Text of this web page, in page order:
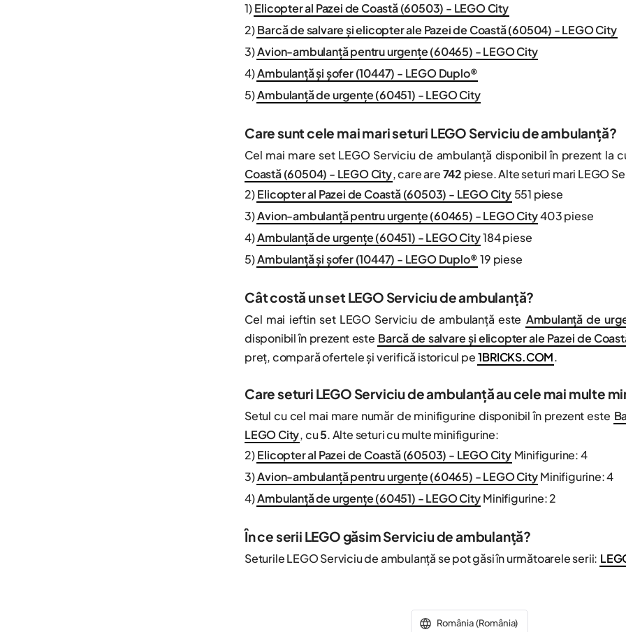
1)Elicopter al Pazei de Coastă (60503) - LEGO City
2)Barcă de salvare și elicopter ale Pazei de Coastă (60504) - LEGO City
3)Avion-ambulanță pentru urgențe (60465) - LEGO City
4)Ambulanță și șofer (10447) - LEGO Duplo®
5)Ambulanță de urgențe (60451) - LEGO City
Care sunt cele mai mari seturi LEGO Serviciu de ambulanță?
Cel mai mare set LEGO Serviciu de ambulanță disponibil în prezent la
Coastă (60504) - LEGO City, care are742 piese. Alte seturi mari LEGO
2)Elicopter al Pazei de Coastă (60503) - LEGO City 551 piese
3)Avion-ambulanță pentru urgențe (60465) - LEGO City403 piese
4)Ambulanță de urgențe (60451) - LEGO City184 piese
5)Ambulanță și șofer (10447) - LEGO Duplo®19 piese
Cât costă un set LEGO Serviciu de ambulanță?
Cel mai ieftin set LEGO Serviciu de ambulanță este Ambulanță de
disponibil în prezent este Barcă de salvare și elicopter ale Pazei de
preț, compară ofertele și verifică istoricul pe 1BRICKS.COM.
Care seturi LEGO Serviciu de ambulanță au cele mai multe
Setul cu cel mai mare număr de minifigurine disponibil în prezent este
LEGO City, cu5. Alte seturi cu multe minifigurine:
2)Elicopter al Pazei de Coastă (60503) - LEGO City Minifigurine: 4
3)Avion-ambulanță pentru urgențe (60465) - LEGO City Minifigurine: 4
4)Ambulanță de urgențe (60451) - LEGO City Minifigurine: 2
În ce serii LEGO găsim Serviciu de ambulanță?
Seturile LEGO Serviciu de ambulanță se pot găsi în următoarele serii:
România (România)